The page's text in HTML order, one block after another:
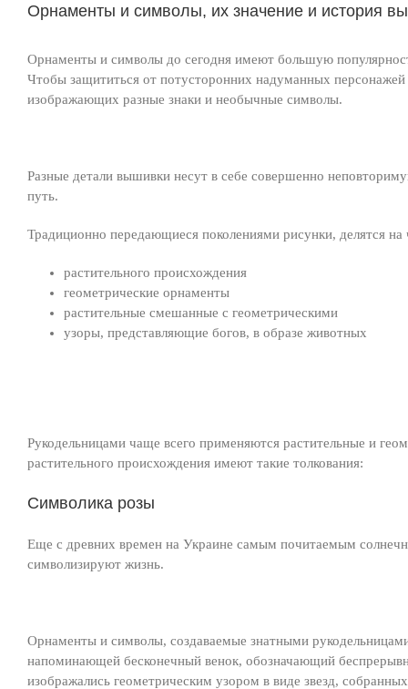
Орнаменты и символы, их значение и история
Орнаменты и символы до сегодня имеют большую
Чтобы защититься от потусторонних надуманных
изображающих разные знаки и необычные символы.
Разные детали вышивки несут в себе совершенно
путь.
Традиционно передающиеся поколениями рисунки, делятся на
растительного происхождения
геометрические орнаменты
растительные смешанные с геометрическими
узоры, представляющие богов, в образе животных
Рукодельницами чаще всего применяются растительные и
растительного происхождения имеют такие толкования:
Символика розы
Еще с древних времен на Украине самым почитаемым
символизируют жизнь.
Орнаменты и символы, создаваемые знатными
напоминающей бесконечный венок, обозначающий
изображались геометрическим узором в виде звезд,